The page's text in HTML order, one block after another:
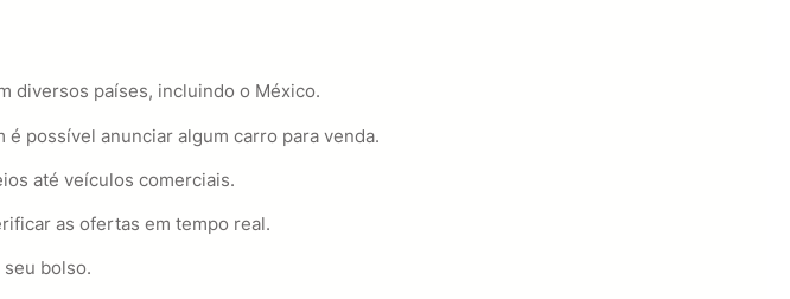
diversos países, incluindo o México.
possível anunciar algum carro para venda.
até veículos comerciais.
as ofertas em tempo real.
bolso.